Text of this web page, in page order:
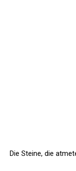
Die Steine, die